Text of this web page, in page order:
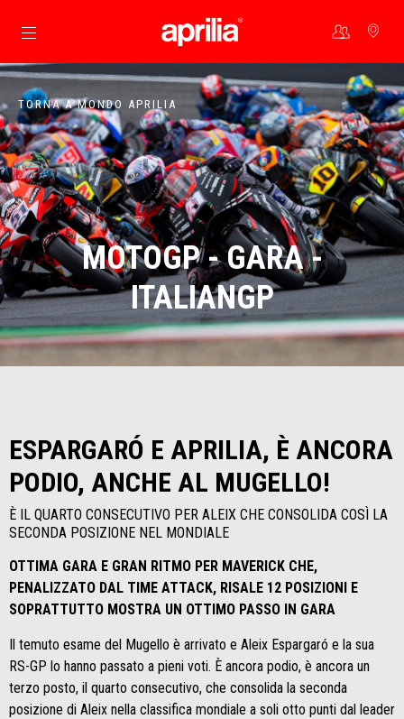
Vai al contenuto principale
TORNA A MONDO APRILIA
MOTOGP - GARA -
ITALIANGP
ESPARGARÓ E APRILIA, È ANCORA
PODIO, ANCHE AL MUGELLO!
È IL QUARTO CONSECUTIVO PER ALEIX CHE CONSOLIDA COSÌ LA
SECONDA POSIZIONE NEL MONDIALE
OTTIMA GARA E GRAN RITMO PER MAVERICK CHE,
PENALIZZATO DAL TIME ATTACK, RISALE 12 POSIZIONI E
SOPRATTUTTO MOSTRA UN OTTIMO PASSO IN GARA
Il temuto esame del Mugello è arrivato e Aleix Espargaró e la sua
RS-GP lo hanno passato a pieni voti. È ancora podio, è ancora un
terzo posto, il quarto consecutivo, che consolida la seconda
posizione di Aleix nella classifica mondiale a soli otto punti dal leader